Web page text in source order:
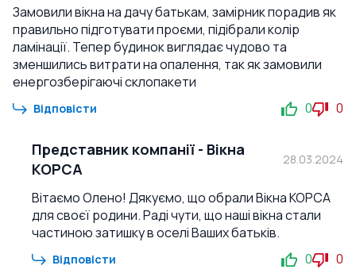
Замовили вікна на дачу батькам, замірник порадив як
правильно підготувати проєми, підібрали колір
ламінації. Тепер будинок виглядає чудово та
зменшились витрати на опалення, так як замовили
енергозберігаючі склопакети
Відповісти 0 0
Представник компанії - Вікна
КОРСА
28.03.2024
Вітаємо Олено! Дякуємо, що обрали Вікна КОРСА
для своєї родини. Раді чути, що наші вікна стали
частиною затишку в оселі Ваших батьків.
Відповісти 0 0